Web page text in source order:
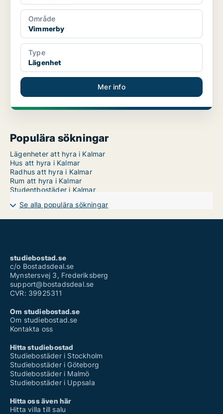
Område
Vimmerby
Type
Lägenhet
Mer info
Populära sökningar
Lägenheter att hyra i Kalmar
Hus att hyra i Kalmar
Radhus att hyra i Kalmar
Rum att hyra i Kalmar
Studentbostäder i Kalmar
Se alla populära sökningar
studiebostad.se
c/o Bostadsdeal.se
Mynstersvej 3, Frederiksberg
support@bostadsdeal.se
CVR: 39925311
Om studiebostad.se
Om studiebostad.se
Kontakta oss
Hitta studiebostad
Studiebostäder i Stockholm
Studiebostäder i Göteborg
Studiebostäder i Malmö
Studiebostäder i Uppsala
Hitta oss även här
Hitta villa till salu